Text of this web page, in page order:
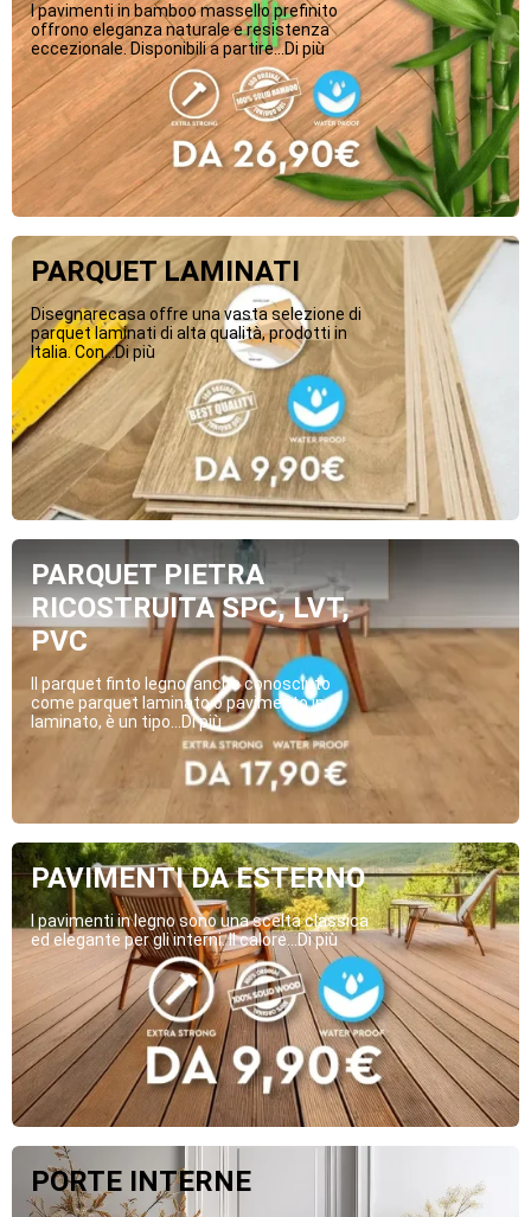
I pavimenti in bamboo massello prefinito
offrono eleganza naturale e resistenza
eccezionale. Disponibili a partire...Di più
PARQUET LAMINATI
Disegnarecasa offre una vasta selezione di
parquet laminati di alta qualità, prodotti in
Italia. Con...Di più
PARQUET PIETRA
RICOSTRUITA SPC, LVT,
PVC
Il parquet finto legno, anche conosciuto
come parquet laminato o pavimento in
laminato, è un tipo...Di più
PAVIMENTI DA ESTERNO
I pavimenti in legno sono una scelta classica
ed elegante per gli interni. Il calore...Di più
PORTE INTERNE